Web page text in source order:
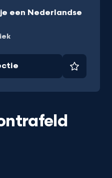
een Nederlandse
Favoriet